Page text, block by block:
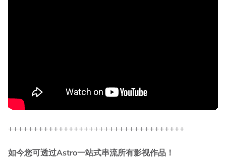
+++++++++++++++++++++++++++++++++++
如今您可透过Astro一站式串流所有影视作品！